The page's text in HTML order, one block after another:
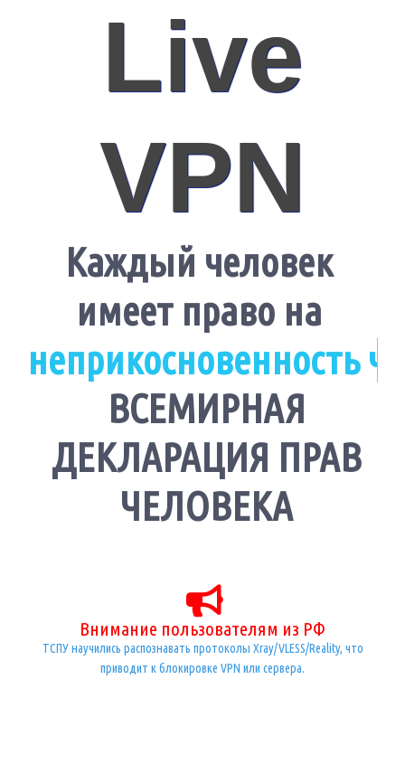
Live
VPN
Каждый человек
имеет право на
неприкосновенность ч
ВСЕМИРНАЯ
ДЕКЛАРАЦИЯ ПРАВ
ЧЕЛОВЕКА
Внимание пользователям из РФ
ТСПУ научились распознавать протоколы Xray/VLESS/Reality, что
приводит к блокировке VPN или сервера.